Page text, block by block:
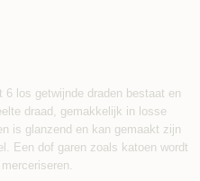
6 los getwijnde draden bestaat en
draad, gemakkelijk in losse
is glanzend en kan gemaakt zijn
Een dof garen zoals katoen wordt